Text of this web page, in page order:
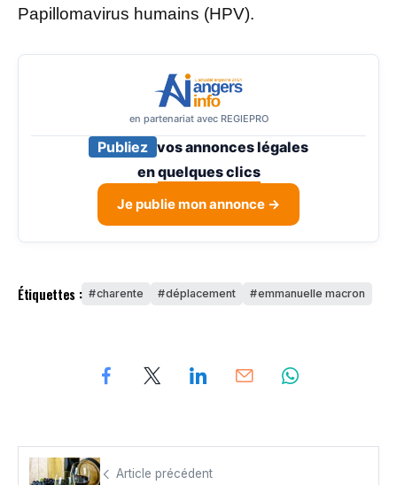
Papillomavirus humains (HPV).
en partenariat avec REGIEPRO
Publiez vos annonces légales
enquelques clics
Je publie mon annonce →
Étiquettes : charente déplacement emmanuelle macron
Article précédent